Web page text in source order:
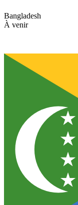
Bangladesh
À venir